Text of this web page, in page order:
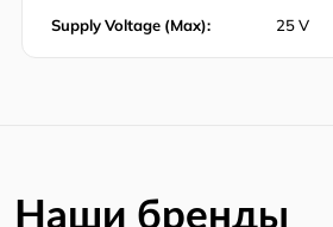
Supply Voltage (Max): 25 V
Наши бренды